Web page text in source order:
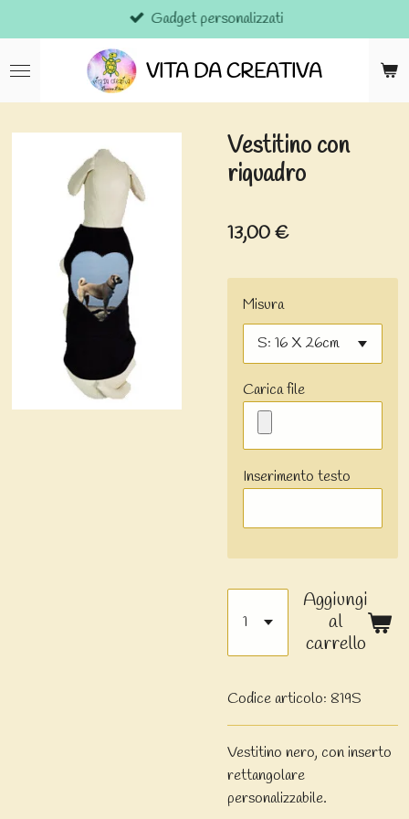
al
contenuto
VITA DA CREATIVA
Gadget personalizzati
Vestitino con
riquadro
13,00 €
Misura
Carica file
Inserimento testo
Aggiungi
al
carrello
Codice articolo: 819S
Vestitino nero, con inserto
rettangolare
personalizzabile.